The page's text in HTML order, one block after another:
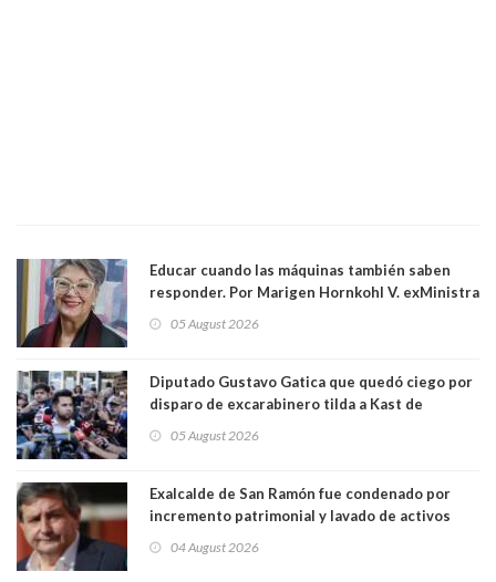
Educar cuando las máquinas también saben
responder. Por Marigen Hornkohl V. exMinistra
05 August 2026
Diputado Gustavo Gatica que quedó ciego por
disparo de excarabinero tilda a Kast de
absolución del exuniformado. Presidente DC
05 August 2026
Exalcalde de San Ramón fue condenado por
incremento patrimonial y lavado de activos
04 August 2026